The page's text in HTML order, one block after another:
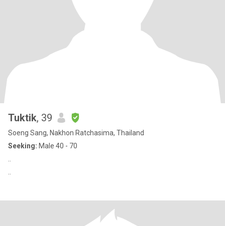
Tuktik, 39
Soeng Sang, Nakhon Ratchasima, Thailand
Seeking: Male 40 - 70